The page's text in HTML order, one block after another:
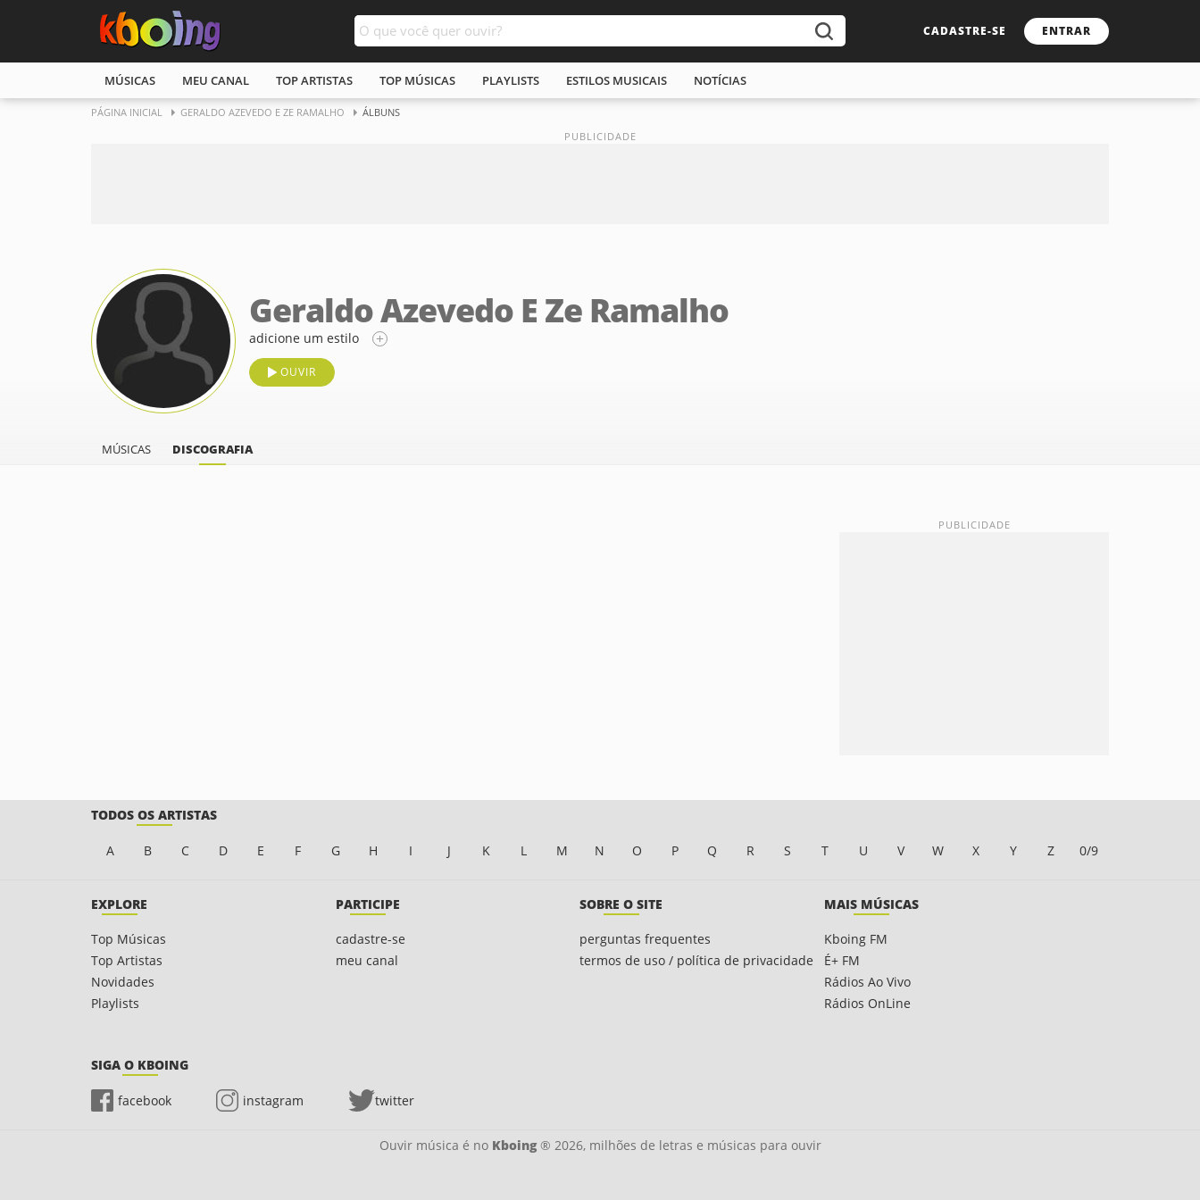
CADASTRE-SE ENTRAR
MÚSICAS MEU CANAL TOP ARTISTAS TOP MÚSICAS PLAYLISTS ESTILOS MUSICAIS NOTÍCIAS
PÁGINA INICIAL GERALDO AZEVEDO E ZE RAMALHO ÁLBUNS
Geraldo Azevedo E Ze Ramalho
adicione um estilo
OUVIR
MÚSICAS DISCOGRAFIA
TODOS OS ARTISTAS
A B C D E F G H I J K L M N O P Q R S T U V W X Y Z 0/9
EXPLORE
Top Músicas
Top Artistas
Novidades
Playlists
PARTICIPE
cadastre-se
meu canal
SOBRE O SITE
perguntas frequentes
termos de uso / política de privacidade
MAIS MÚSICAS
Kboing FM
É+ FM
Rádios Ao Vivo
Rádios OnLine
SIGA O KBOING
facebook instagram twitter
Ouvir música é no Kboing® 2026, milhões de letras e músicas para ouvir